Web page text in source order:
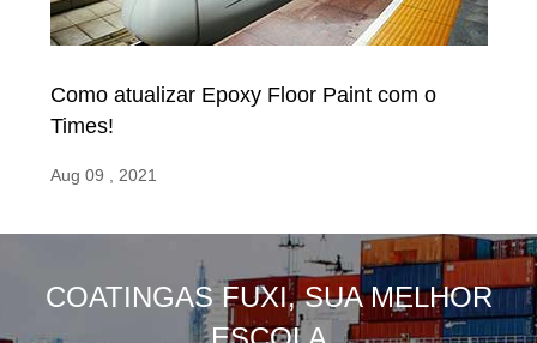
Como atualizar Epoxy Floor Paint com o
Times!
Aug 09 , 2021
COATINGAS FUXI, SUA MELHOR